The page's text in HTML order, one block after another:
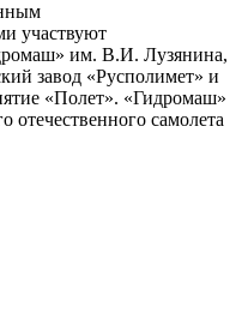
участвуют
им. В.И. Лузянина,
завод «Русполимет» и
«Полет». «Гидромаш»
отечественного самолета